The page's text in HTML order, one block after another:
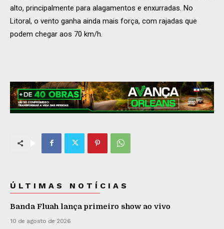
alto, principalmente para alagamentos e enxurradas. No
Litoral, o vento ganha ainda mais força, com rajadas que
podem chegar aos 70 km/h.
ÚLTIMAS NOTÍCIAS
Banda Fluah lança primeiro show ao vivo
10 de agosto de 2026